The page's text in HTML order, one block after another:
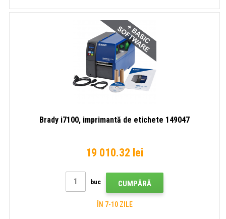
Brady i7100, imprimantă de etichete 149047
19 010.32 lei
buc CUMPĂRĂ
ÎN 7-10 ZILE